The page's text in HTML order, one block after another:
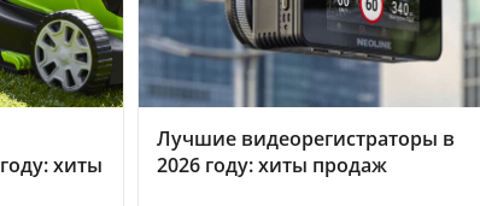
хиты
Лучшие видеорегистраторы в
2026 году: хиты продаж